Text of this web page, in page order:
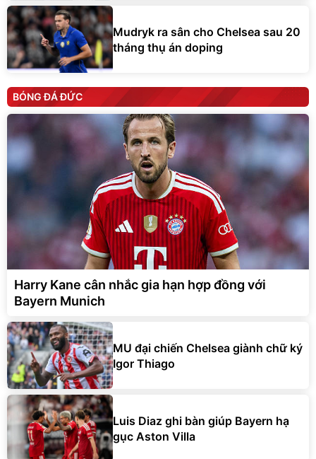
Mudryk ra sân cho Chelsea sau 20
tháng thụ án doping
BÓNG ĐÁ ĐỨC
Harry Kane cân nhắc gia hạn hợp đồng với
Bayern Munich
MU đại chiến Chelsea giành chữ ký
Igor Thiago
Luis Diaz ghi bàn giúp Bayern hạ
gục Aston Villa